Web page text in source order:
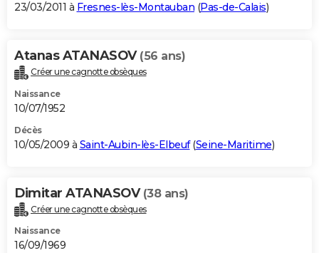
23/03/2011 à Fresnes-lès-Montauban (Pas-de-Calais)
Atanas ATANASOV (56 ans)
Créer une cagnotte obsèques
Naissance
10/07/1952
Décès
10/05/2009 à Saint-Aubin-lès-Elbeuf(Seine-Maritime)
Dimitar ATANASOV (38 ans)
Créer une cagnotte obsèques
Naissance
16/09/1969